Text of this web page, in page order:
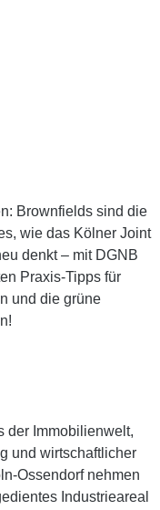
Brownfields sind die
wie das Kölner Joint
denkt – mit DGNB
Praxis-Tipps für
und die grüne
der Immobilienwelt,
und wirtschaftlicher
Ossendorf nehmen
Industrieareal